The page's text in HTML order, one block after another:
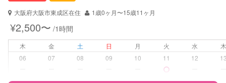
対応可能/特徴
送迎サポート
病児対応 病児、病後児、ともに不可
障がい児対応 対応可否は個別に相談
大阪府大阪市東成区在住
1歳0ヶ月〜15歳11ヶ月
¥2,500〜 /1時間
木 金 土 日 月 火 水
06
07 08 09 10 11 12